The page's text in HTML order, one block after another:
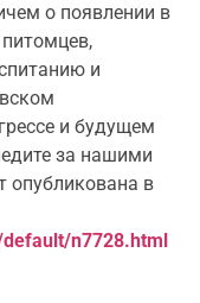
о появлении в
и
и будущем
за нашими
опубликована в
n7728.html